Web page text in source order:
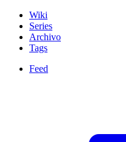
Wiki
Series
Archivo
Tags
Feed